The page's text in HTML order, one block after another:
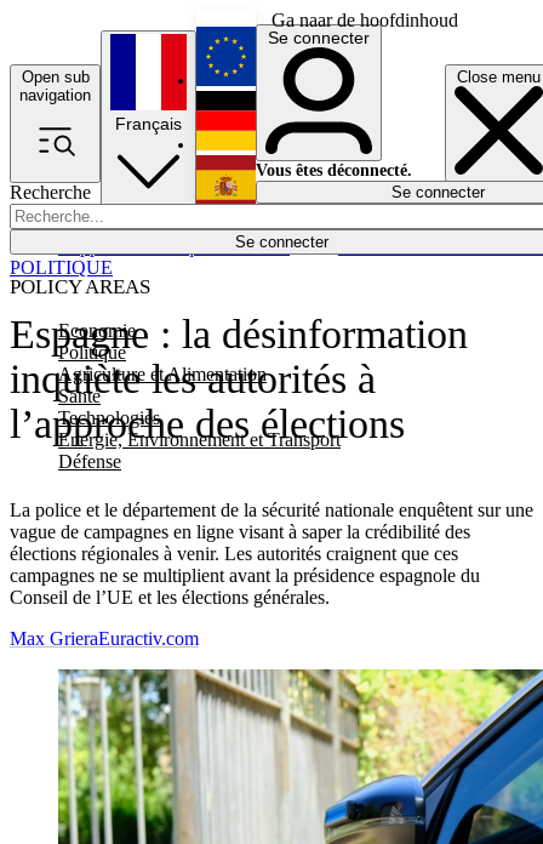
Ga naar de hoofdinhoud
Open sub
navigation
Close menu
Recherche
Se connecter
POLICY AREAS
Economie
Politique
Agriculture et Alimentation
Santé
Technologies
Energie, Environnement et Transport
Défense
Économie
Français
English
Deutsch
Español
Se connecter
Vous êtes déconnecté.
Se connecter
Espagne : la désinformation
inquiète les autorités à
l’approche des élections
La police et le département de la sécurité nationale enquêtent sur une
vague de campagnes en ligne visant à saper la crédibilité des
élections régionales à venir. Les autorités craignent que ces
campagnes ne se multiplient avant la présidence espagnole du
Conseil de l’UE et les élections générales.
POLITIQUE
Max GrieraEuractiv.com